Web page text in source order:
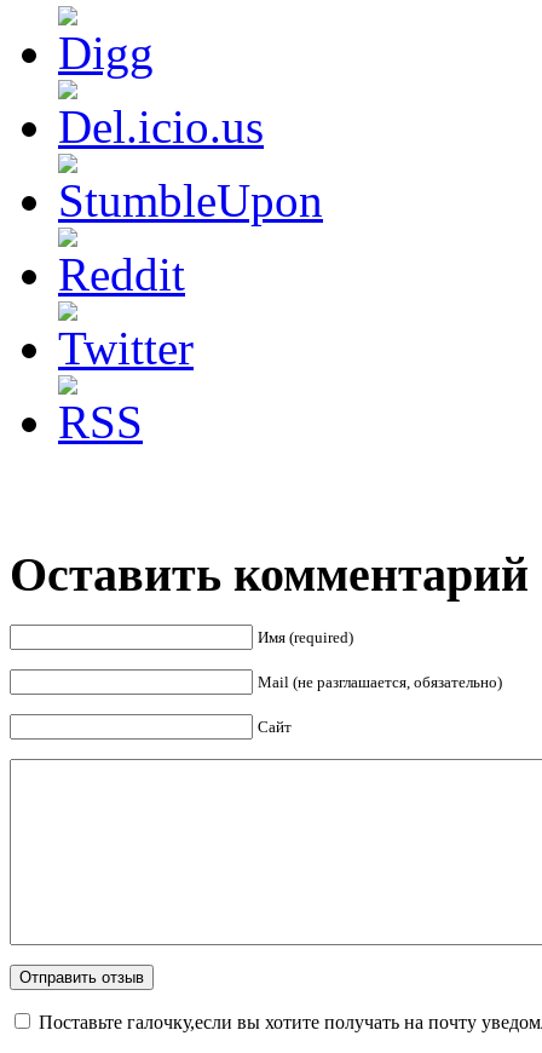
Оставить комментарий
Имя (required)
Mail (не разглашается, обязательно)
Сайт
Поставьте галочку,если вы хотите получать на почту